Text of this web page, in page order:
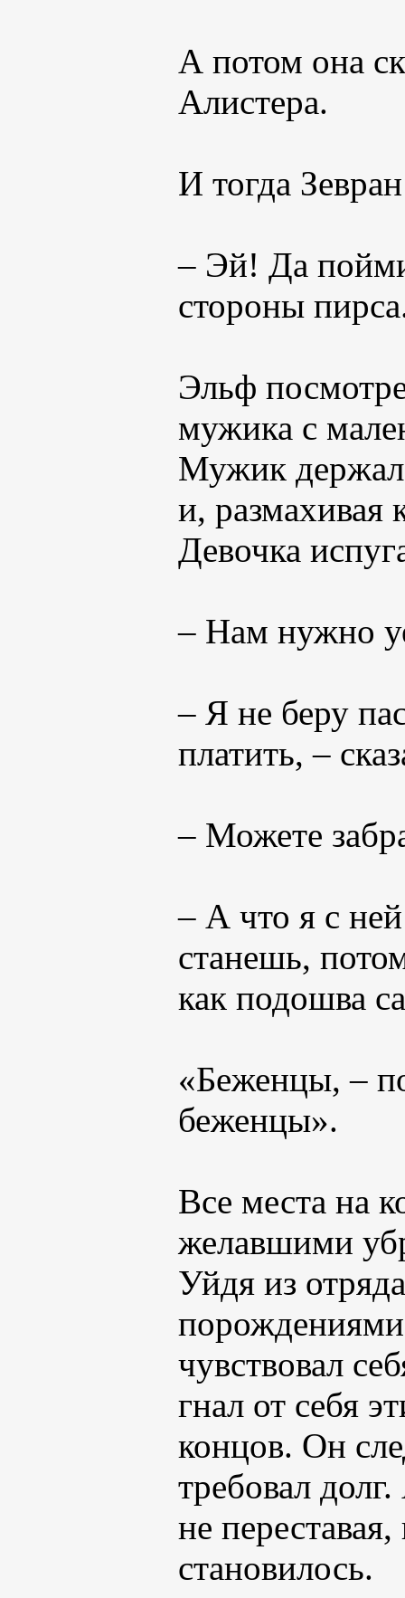
А потом она
Алистера.
И тогда
– Эй! Да
стороны
Эльф
мужика с
Мужик
и, размахивая
Девочка
– Нам нужно
– Я не беру
платить, –
– Можете
– А что я с
станешь,
как подошва
«Беженцы, –
беженцы».
Все места на
желавшими
Уйдя из
чувствовал
гнал от себя
концов. Он
требовал
не
становилось.